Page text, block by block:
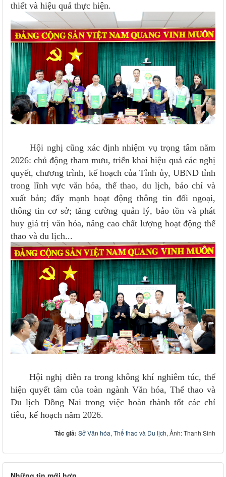
thiết và hiệu quả thực hiện.
Hội nghị cũng xác định nhiệm vụ trọng tâm năm
2026: chủ động tham mưu, triển khai hiệu quả các nghị
quyết, chương trình, kế hoạch của Tỉnh ủy, UBND tỉnh
trong lĩnh vực văn hóa, thể thao, du lịch, báo chí và
xuất bản; đẩy mạnh hoạt động thông tin đối ngoại,
thông tin cơ sở; tăng cường quản lý, bảo tồn và phát
huy giá trị văn hóa, nâng cao chất lượng hoạt động thể
thao và du lịch...
Hội nghị diễn ra trong không khí nghiêm túc, thể
hiện quyết tâm của toàn ngành Văn hóa, Thể thao và
Du lịch Đồng Nai trong việc hoàn thành tốt các chỉ
tiêu, kế hoạch năm 2026.
Tác giả: Sở Văn hóa, Thể thao và Du lịch, Ảnh: Thanh Sinh